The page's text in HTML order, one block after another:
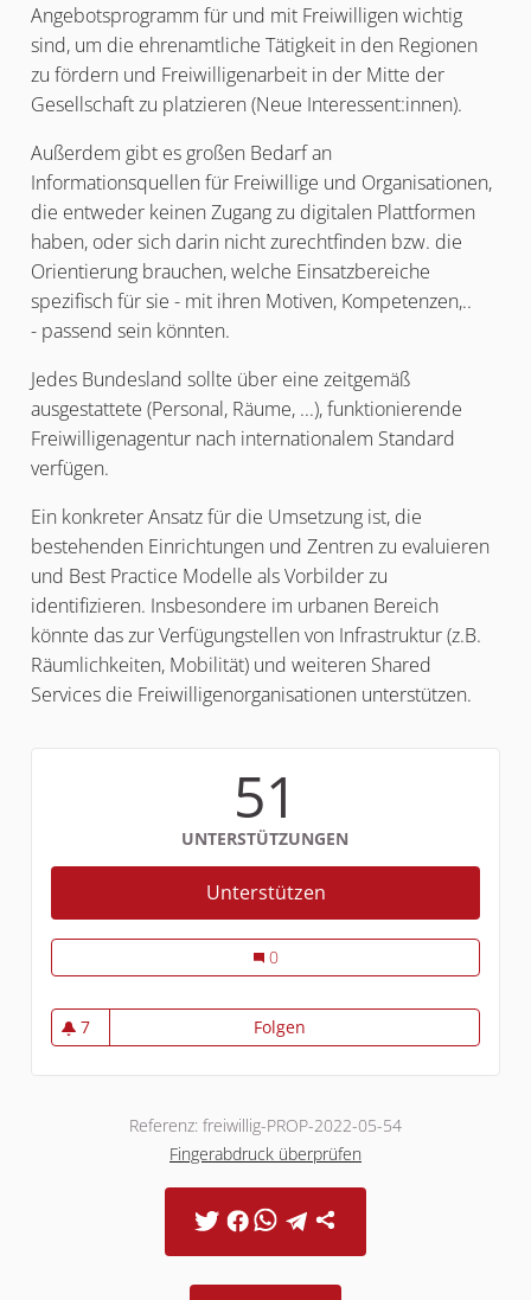
Angebotsprogramm für und mit Freiwilligen wichtig
sind, um die ehrenamtliche Tätigkeit in den Regionen
zu fördern und Freiwilligenarbeit in der Mitte der
Gesellschaft zu platzieren (Neue Interessent:innen).
Außerdem gibt es großen Bedarf an
Informationsquellen für Freiwillige und Organisationen,
die entweder keinen Zugang zu digitalen Plattformen
haben, oder sich darin nicht zurechtfinden bzw. die
Orientierung brauchen, welche Einsatzbereiche
spezifisch für sie - mit ihren Motiven, Kompetenzen,..
- passend sein könnten.
Jedes Bundesland sollte über eine zeitgemäß
ausgestattete (Personal, Räume, ...), funktionierende
Freiwilligenagentur nach internationalem Standard
verfügen.
Ein konkreter Ansatz für die Umsetzung ist, die
bestehenden Einrichtungen und Zentren zu evaluieren
und Best Practice Modelle als Vorbilder zu
identifizieren. Insbesondere im urbanen Bereich
könnte das zur Verfügungstellen von Infrastruktur (z.B.
Räumlichkeiten, Mobilität) und weiteren Shared
Services die Freiwilligenorganisationen unterstützen.
51
UNTERSTÜTZUNGEN
Unterstützen
Engagementfördernde Infrastruktur
0
7
7 Follower
Folgen
Referenz: freiwillig-PROP-2022-05-54
Fingerabdruck überprüfen